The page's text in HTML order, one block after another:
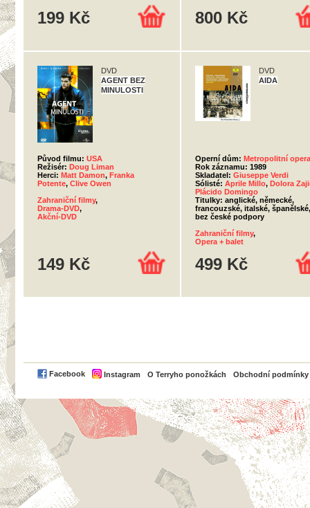
199 Kč 800 Kč
DVD
AGENT BEZ
MINULOSTI
Původ filmu: USA
Režisér: Doug Liman
Herci: Matt Damon, Franka
Potente, Clive Owen
Zahraniční filmy,
Drama-DVD,
Akční-DVD
149 Kč
DVD
AIDA
Operní dům: Metropolitní opera
Rok záznamu: 1989
Skladatel: Giuseppe Verdi
Sólisté: Aprile Millo, Dolora
Plácido Domingo
Titulky: anglické, německé,
francouzské, italské, španělské,
bez české podpory
Zahraniční filmy,
Opera + balet
499 Kč
Facebook Instagram O Terryho ponožkách Obchodní podmínky
PayPal